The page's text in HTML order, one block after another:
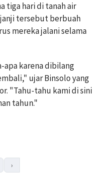
tiga hari di tanah air
tersebut berbuah
mereka jalani selama
apa karena dibilang
ujar Binsolo yang
"Tahu-tahu kami di sini
tahun."
›